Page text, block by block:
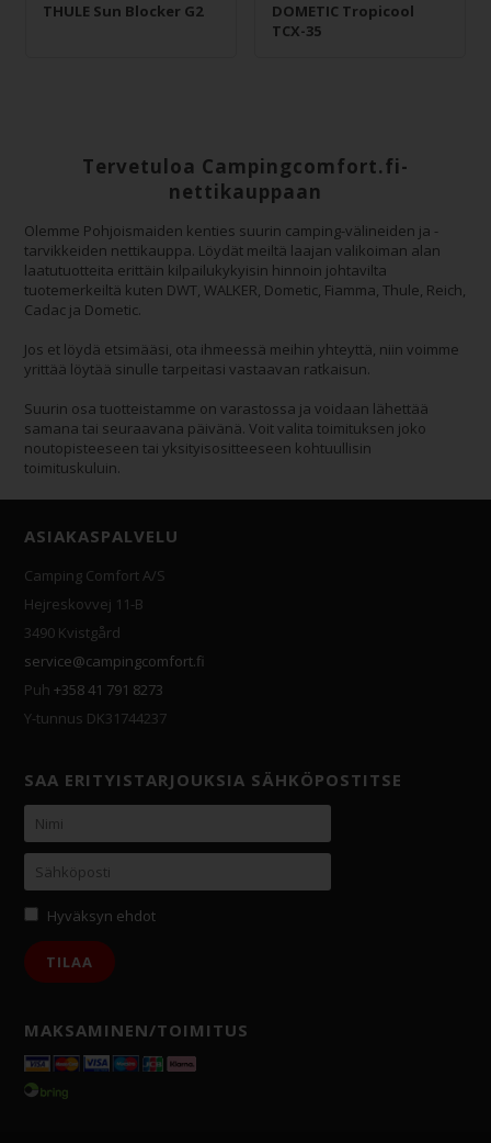
THULE Sun Blocker G2
DOMETIC Tropicool
TCX-35
Tervetuloa Campingcomfort.fi-
nettikauppaan
Olemme Pohjoismaiden kenties suurin camping-välineiden ja -
tarvikkeiden nettikauppa. Löydät meiltä laajan valikoiman alan
laatutuotteita erittäin kilpailukykyisin hinnoin johtavilta
tuotemerkeiltä kuten DWT, WALKER, Dometic, Fiamma, Thule, Reich,
Cadac ja Dometic.
Jos et löydä etsimääsi, ota ihmeessä meihin yhteyttä, niin voimme
yrittää löytää sinulle tarpeitasi vastaavan ratkaisun.
Suurin osa tuotteistamme on varastossa ja voidaan lähettää
samana tai seuraavana päivänä. Voit valita toimituksen joko
noutopisteeseen tai yksityisositteeseen kohtuullisin
toimituskuluin.
ASIAKASPALVELU
Camping Comfort A/S
Hejreskovvej 11-B
3490 Kvistgård
service@campingcomfort.fi
Puh+358 41 791 8273
Y-tunnus DK31744237
SAA ERITYISTARJOUKSIA SÄHKÖPOSTITSE
Hyväksyn ehdot
MAKSAMINEN/TOIMITUS